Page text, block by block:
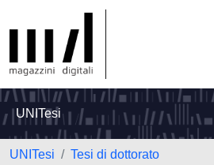
UNITesi
UNITesi
Tesi di dottorato